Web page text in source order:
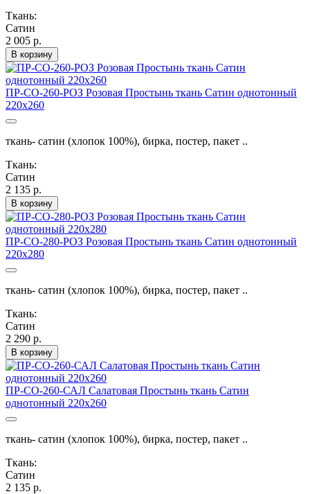
Ткань:
Сатин
2 005 р.
В корзину
ПР-СО-260-РОЗ Розовая Простынь ткань Сатин однотонный
220х260
ткань- сатин (хлопок 100%), бирка, постер, пакет ..
Ткань:
Сатин
2 135 р.
В корзину
ПР-СО-280-РОЗ Розовая Простынь ткань Сатин однотонный
220х280
ткань- сатин (хлопок 100%), бирка, постер, пакет ..
Ткань:
Сатин
2 290 р.
В корзину
ПР-СО-260-САЛ Салатовая Простынь ткань Сатин
однотонный 220х260
ткань- сатин (хлопок 100%), бирка, постер, пакет ..
Ткань:
Сатин
2 135 р.